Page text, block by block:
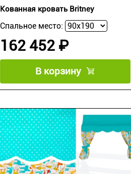
Кованная кровать Britney
Спальное место:
162 452 ₽
В корзину